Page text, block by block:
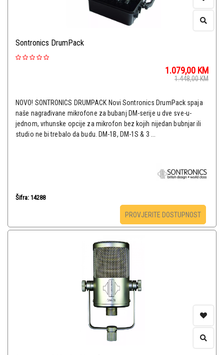
Sontronics DrumPack
1.079,00 KM
1.448,00KM
NOVO! SONTRONICS DRUMPACK Novi Sontronics DrumPack spaja
naše nagrađivane mikrofone za bubanj DM-serije u dve sve-u-
jednom, vrhunske opcije za mikrofon bez kojih nijedan bubnjar ili
studio ne bi trebalo da budu. DM-1B, DM-1S & 3 ...
Šifra: 14288
PROVJERITE DOSTUPNOST